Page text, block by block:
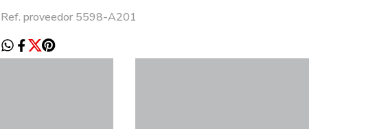
Ref. proveedor 5598-A201